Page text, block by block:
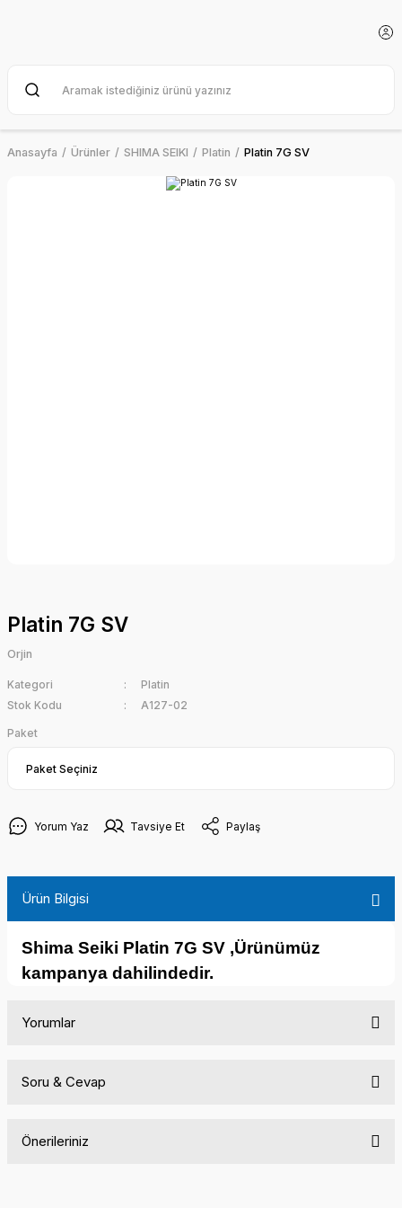
Anasayfa Ürünler SHIMA SEIKI Platin Platin 7G SV
Platin 7G SV
Orjin
Kategori
Platin
Stok Kodu
A127-02
Paket
Yorum Yaz Tavsiye Et Paylaş
Ürün Bilgisi
Shima Seiki Platin 7G SV ,Ürünümüz
kampanya dahilindedir.
Yorumlar
Soru & Cevap
Önerileriniz